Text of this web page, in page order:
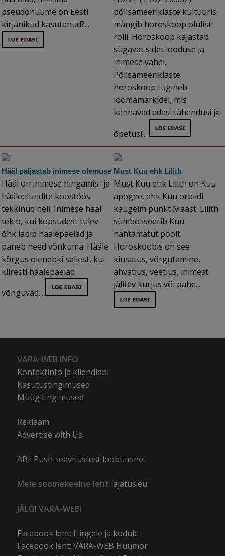
pseudonüüme on Eesti
kirjanikud kasutanud?...
põlisameeriklaste kultuuris
mängib horoskoop olulist
rolli. Horoskoop kajastab
sügavat sidet looduse ja
inimese vahel.
Põlisameeriklaste
horoskoop tugineb
loomamärkidel, mis
kannavad edasi tähendusi ja
õpetusi...
Hääl paljastab inimese olemuse
Hääl on inimese hingamis- ja
hääleelundite koostöös
tekkinud heli. Inimese hääl
tekib, kui kopsudest tulev
õhk läbib häälepaelad ja
paneb need võnkuma. Hääle
kõrgus olenebki sellest, kui
kiiresti häälepaelad
võnguvad...
Must Kuu ehk Lilith
Must Kuu ehk Lilith on Kuu
apogee, ehk Kuu orbiidi
kaugeim punkt Maast. Lilith
sümboliseerib Kuu
nähtamatut poolt.
Horoskoobis on see
kiusatus, võrgutamine,
ahvatlus, veetlus, inimest
jälitav kurjus või pahe...
VARA-WEB INFO
Kontaktinfo ja kliendiabi
Kasutustingimused
Müügitingimused
Reklaam
Advertise with Us
ABI: Push-teavitustest loobumine
Meie soomekeelne leht: ajatus.eu
JÄLGI VARA-WEBi
Facebook leht: Hingele ja kodule
Facebook leht: VARA-WEB Huumor